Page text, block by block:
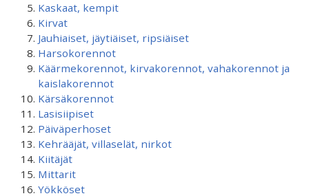
Kaskaat, kempit
Kirvat
Jauhiaiset, jäytiäiset, ripsiäiset
Harsokorennot
Käärmekorennot, kirvakorennot, vahakorennot ja
kaislakorennot
Kärsäkorennot
Lasisiipiset
Päiväperhoset
Kehrääjät, villaselät, nirkot
Kiitäjät
Mittarit
Yökköset